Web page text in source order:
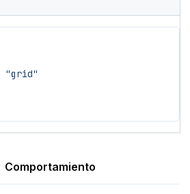
"grid"
Comportamiento